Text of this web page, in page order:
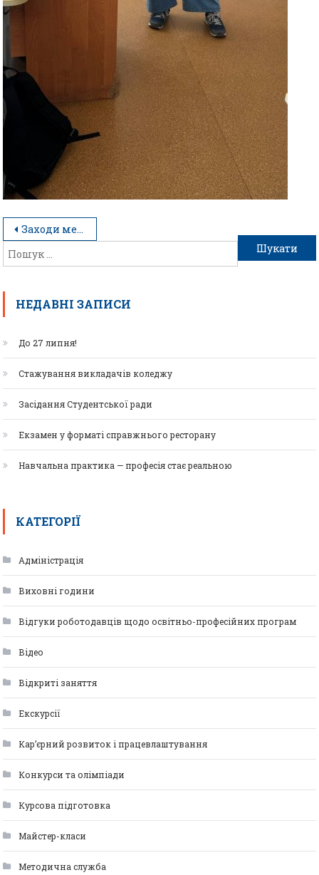
Заходи методичної декади
НЕДАВНІ ЗАПИСИ
До 27 липня!
Стажування викладачів коледжу
Засідання Студентської ради
Екзамен у форматі справжнього ресторану
Навчальна практика — професія стає реальною
КАТЕГОРІЇ
Адміністрація
Виховні години
Відгуки роботодавців щодо освітньо-професійних програм
Відео
Відкриті заняття
Екскурсії
Кар’єрний розвиток і працевлаштування
Конкурси та олімпіади
Курсова підготовка
Майстер-класи
Методична служба